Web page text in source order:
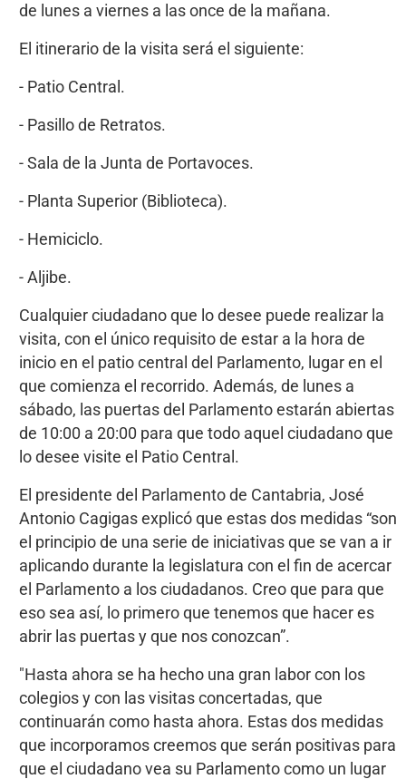
de lunes a viernes a las once de la mañana.
El itinerario de la visita será el siguiente:
- Patio Central.
- Pasillo de Retratos.
- Sala de la Junta de Portavoces.
- Planta Superior (Biblioteca).
- Hemiciclo.
- Aljibe.
Cualquier ciudadano que lo desee puede realizar la
visita, con el único requisito de estar a la hora de
inicio en el patio central del Parlamento, lugar en el
que comienza el recorrido. Además, de lunes a
sábado, las puertas del Parlamento estarán abiertas
de 10:00 a 20:00 para que todo aquel ciudadano que
lo desee visite el Patio Central.
El presidente del Parlamento de Cantabria, José
Antonio Cagigas explicó que estas dos medidas “son
el principio de una serie de iniciativas que se van a ir
aplicando durante la legislatura con el fin de acercar
el Parlamento a los ciudadanos. Creo que para que
eso sea así, lo primero que tenemos que hacer es
abrir las puertas y que nos conozcan”.
"Hasta ahora se ha hecho una gran labor con los
colegios y con las visitas concertadas, que
continuarán como hasta ahora. Estas dos medidas
que incorporamos creemos que serán positivas para
que el ciudadano vea su Parlamento como un lugar